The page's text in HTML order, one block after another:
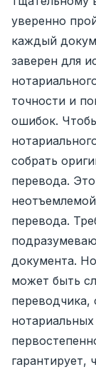
уверенно
каждый
заверен для
точности и
ошибок.
собрать
перевода.
перевода.
документа.
может быть
гарантирует,